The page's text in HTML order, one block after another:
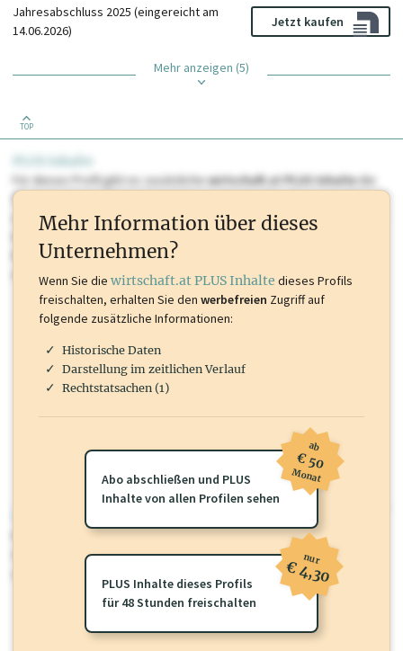
Jahresabschluss 2025 (eingereicht am
14.06.2026)
Jetzt kaufen
Mehr anzeigen (5)
TOP
PLUS Inhalte
Für dieses Profil gibt es zusätzlichewirtschaft.at PLUS Inhaltedie
Sie momentan nicht einsehen können. Schalten Sie dieses Profil frei
oder loggen Sie sich ein um diese Inhalte zu sehen. wirtschaft.at PLUS
Marken, Patente, Rechtstatsachen, OTS-Aussendungen, und viele
mehr.
Für dieses Profil gibt es zusätzlichewirtschaft.at PLUS Inhalte
Sie momentan nicht einsehen können. Schalten Sie dieses Profil frei
oder loggen Sie sich ein um diese Inhalte zu sehen.
Mehr Information über dieses
Unternehmen?
Wenn Sie die wirtschaft.at PLUS Inhalte dieses Profils
freischalten, erhalten Sie den werbefreien Zugriff auf
folgende zusätzliche Informationen:
Historische Daten
Darstellung im zeitlichen Verlauf
Rechtstatsachen (1)
Abo abschließen und PLUS
Inhalte von allen Profilen sehen
ab
€ 50
Monat
PLUS Inhalte dieses Profils
für 48 Stunden freischalten
nur
€ 4,30